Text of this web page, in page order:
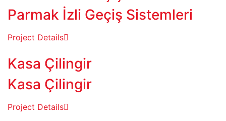
Parmak İzli Geçiş Sistemleri
Project Details
Kasa Çilingir
Kasa Çilingir
Project Details